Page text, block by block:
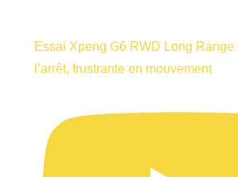
Essai Xpeng G6 RWD Long Range
l’arrêt, frustrante en mouvement